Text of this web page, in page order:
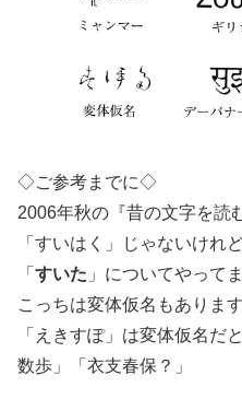
◇ご参考までに◇
2006年秋の『昔の文字を読
「すいはく」じゃないけれど
「 すいた 」についてやって
こっちは変体仮名もあります
「えきすぽ」は変体仮名だ
数歩」「衣支春保？」